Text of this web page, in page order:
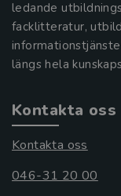
ledande
facklitteratur,
längs hela
Kontakta oss
Kontakta oss
046-31 20 00